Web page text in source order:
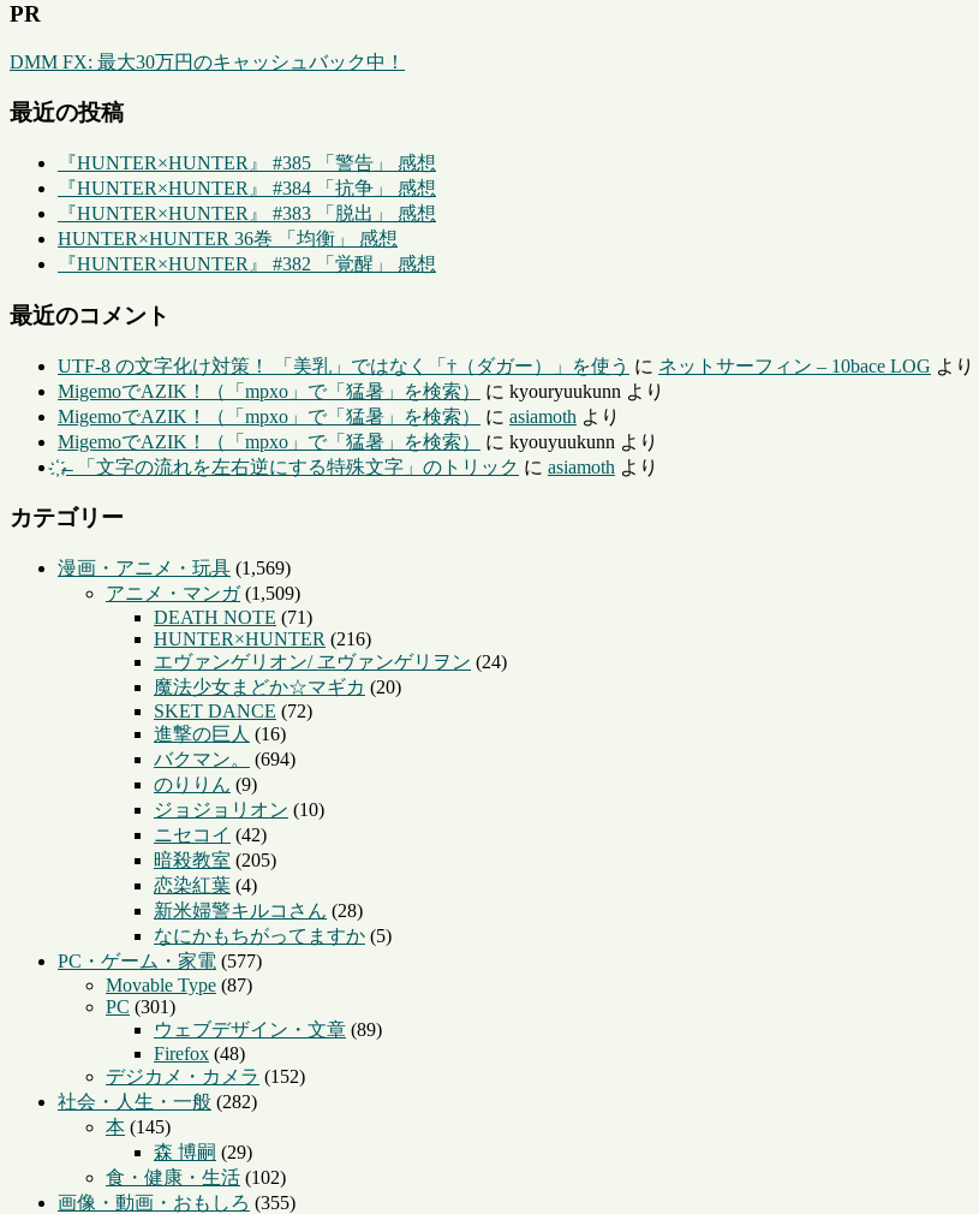
PR
DMM FX: 最大30万円のキャッシュバック中！
最近の投稿
『HUNTER×HUNTER』 #385 「警告」 感想
『HUNTER×HUNTER』 #384 「抗争」 感想
『HUNTER×HUNTER』 #383 「脱出」 感想
HUNTER×HUNTER 36巻 「均衡」 感想
『HUNTER×HUNTER』 #382 「覚醒」 感想
最近のコメント
UTF-8 の文字化け対策！ 「美乳」ではなく「†（ダガー）」を使う に ネットサーフィン – 10bace LOG より
MigemoでAZIK！（「mpxo」で「猛暑」を検索）
に kyouryuukunn より
MigemoでAZIK！（「mpxo」で「猛暑」を検索）
に asiamoth より
MigemoでAZIK！（「mpxo」で「猛暑」を検索）
に kyouyuukunn より
҉←「文字の流れを左右逆にする特殊文字」のトリック に asiamoth より
カテゴリー
漫画・アニメ・玩具 (1,569)
アニメ・マンガ(1,509)
DEATH NOTE (71)
HUNTER×HUNTER (216)
エヴァンゲリオン/ ヱヴァンゲリヲン (24)
魔法少女まどか☆マギカ (20)
SKET DANCE (72)
進撃の巨人 (16)
バクマン。
(694)
のりりん (9)
ジョジョリオン (10)
ニセコイ (42)
暗殺教室 (205)
恋染紅葉 (4)
新米婦警キルコさん (28)
なにかもちがってますか (5)
PC・ゲーム・家電 (577)
Movable Type (87)
PC (301)
ウェブデザイン・文章 (89)
Firefox (48)
デジカメ・カメラ (152)
社会・人生・一般 (282)
本 (145)
森 博嗣 (29)
食・健康・生活 (102)
画像・動画・おもしろ (355)